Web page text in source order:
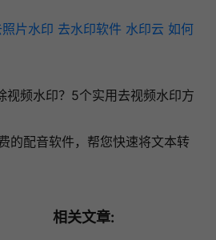
照片水印 去水印软件 水印云 如何
视频水印？5个实用去视频水印方
的配音软件，帮您快速将文本转
相关文章: